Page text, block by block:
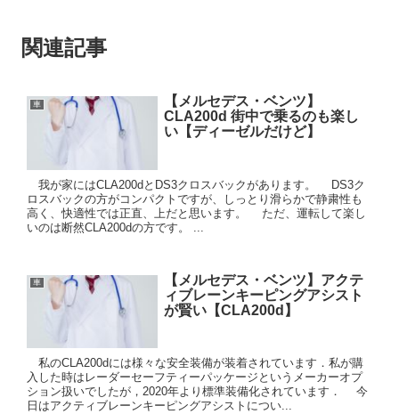
関連記事
車
【メルセデス・ベンツ】
CLA200d 街中で乗るのも楽し
い【ディーゼルだけど】
我が家にはCLA200dとDS3クロスバックがあります。 DS3ク
ロスバックの方がコンパクトですが、しっとり滑らかで静粛性も
高く、快適性では正直、上だと思います。 ただ、運転して楽し
いのは断然CLA200dの方です。 ...
車
【メルセデス・ベンツ】アクテ
ィブレーンキーピングアシスト
が賢い【CLA200d】
私のCLA200dには様々な安全装備が装着されています．私が購
入した時はレーダーセーフティーパッケージというメーカーオプ
ション扱いでしたが，2020年より標準装備化されています． 今
日はアクティブレーンキーピングアシストについ...